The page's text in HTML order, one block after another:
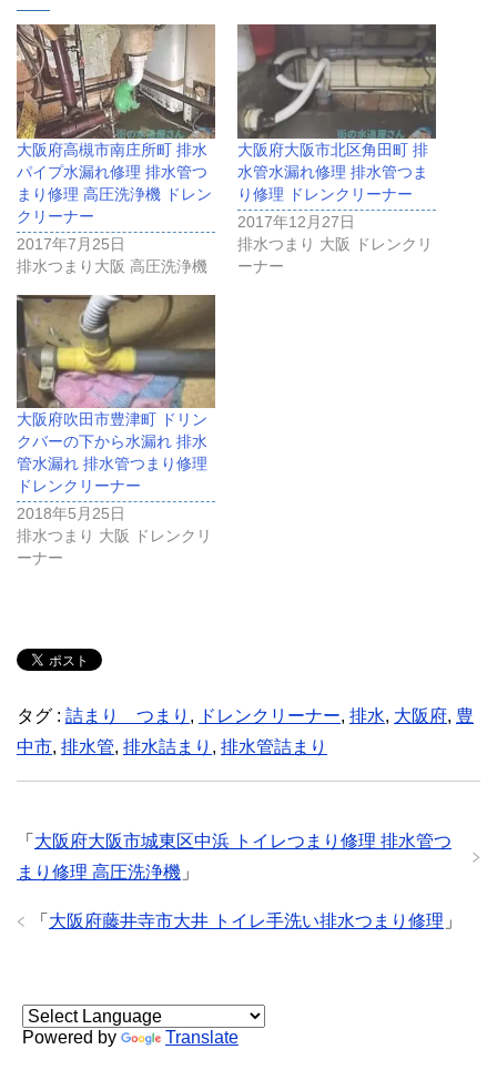
大阪府高槻市南庄所町 排水
パイプ水漏れ修理 排水管つ
まり修理 高圧洗浄機 ドレン
クリーナー
2017年7月25日
排水つまり大阪 高圧洗浄機
大阪府大阪市北区角田町 排
水管水漏れ修理 排水管つま
り修理 ドレンクリーナー
2017年12月27日
排水つまり 大阪 ドレンクリ
ーナー
大阪府吹田市豊津町 ドリン
クバーの下から水漏れ 排水
管水漏れ 排水管つまり修理
ドレンクリーナー
2018年5月25日
排水つまり 大阪 ドレンクリ
ーナー
タグ : 詰まり つまり , ドレンクリーナー, 排水, 大阪府, 豊
中市, 排水管, 排水詰まり , 排水管詰まり
「 大阪府大阪市城東区中浜 トイレつまり修理 排水管つ
まり修理 高圧洗浄機 」
「 大阪府藤井寺市大井 トイレ手洗い排水つまり修理 」
Powered by Translate